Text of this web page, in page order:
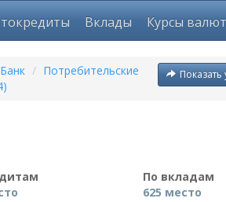
Вклады Курсы валют
/ Потребительские
По вкладам
625 место